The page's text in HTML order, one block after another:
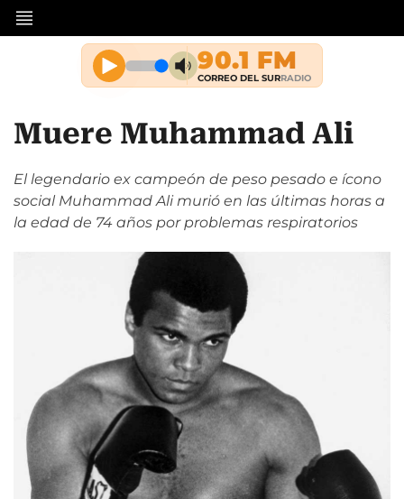
Muere Muhammad Ali
El legendario ex campeón de peso pesado e ícono
social Muhammad Ali murió en las últimas horas a
la edad de 74 años por problemas respiratorios